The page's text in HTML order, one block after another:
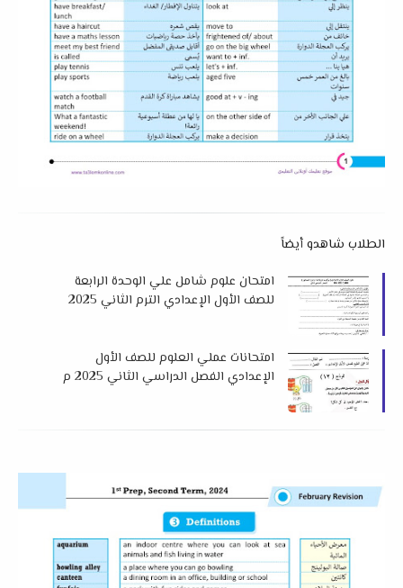
الطلاب شاهدو أيضاً
امتحان علوم شامل علي الوحدة الرابعة
للصف الأول الإعدادي الترم الثاني 2025
امتحانات عملي العلوم للصف الأول
الإعدادي الفصل الدراسي الثاني 2025 م